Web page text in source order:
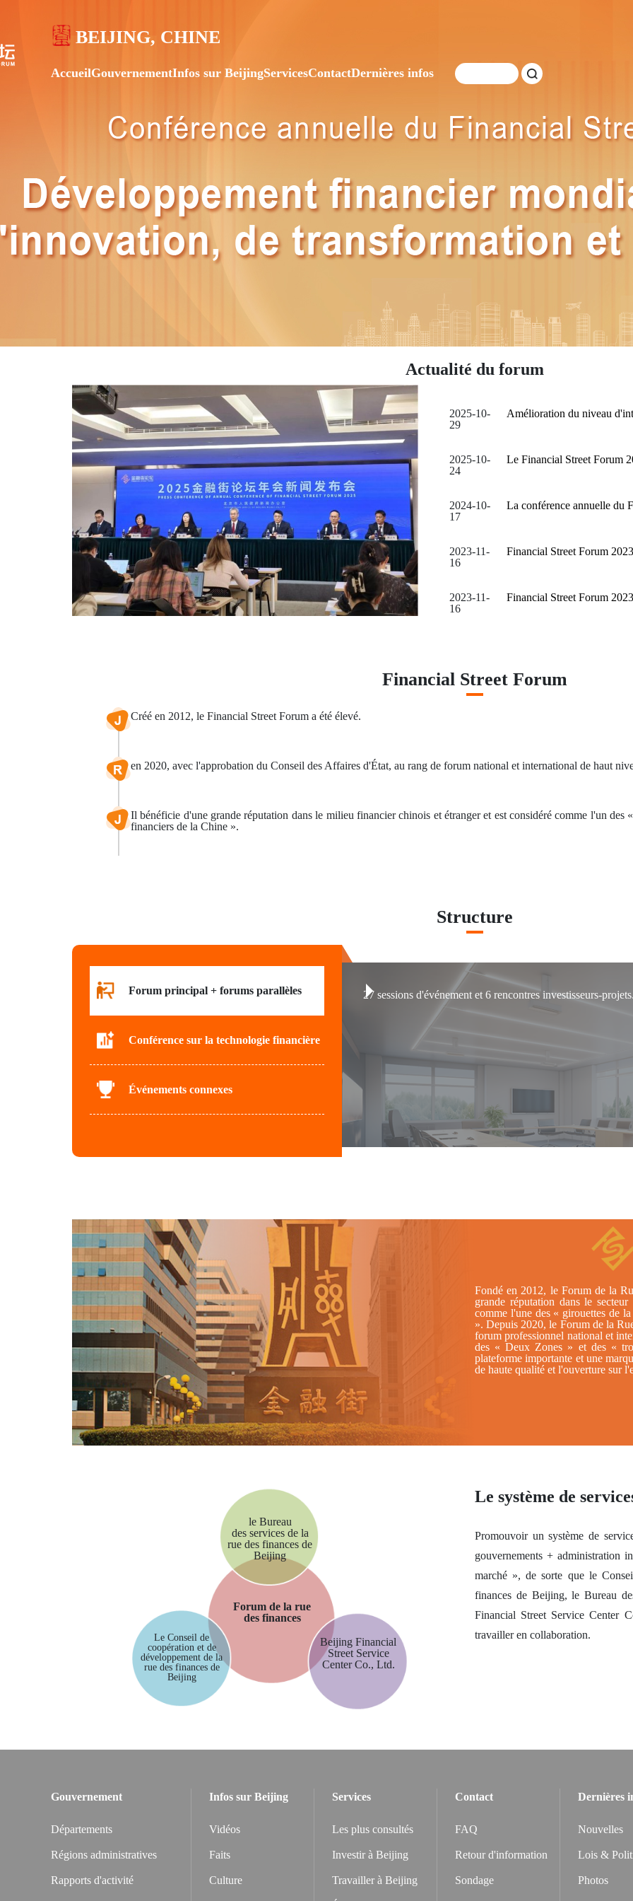
BEIJING, CHINE
AccueilGouvernementInfos sur BeijingServicesContactDernières infos
Actualité du forum
2025-10-
29
2025-10-
24
Le Financial Street Forum
2024-10-
17
La conférence annuelle du
2023-11-
16
2023-11-
16
Financial Street Forum
Créé en 2012, le Financial Street Forum a été élevé.
en 2020, avec l'approbation du Conseil des Affaires d'État, au rang de forum national et international de haut
Il bénéficie d'une grande réputation dans le milieu financier chinois et étranger et est considéré comme l'un des
financiers de la Chine ».
Structure
Forum principal + forums parallèles
Conférence sur la technologie financière
Événements connexes
27 sessions d'événement et 6 rencontres investisseurs-
Fondé en 2012, le Forum de la
grande réputation dans le
comme l'une des « girouettes de
». Depuis 2020, le Forum de la
forum professionnel national et
des « Deux Zones » et des «
plateforme importante et une
de haute qualité et l'ouverture sur
le Bureau
des services de la
rue des finances de
Beijing
Beijing Financial
Street Service
Center Co., Ltd.
Forum de la rue
des finances
Le Conseil de
coopération et de
développement de la
rue des finances de
Beijing
Le système de
Promouvoir un système de
gouvernements + administration
marché », de sorte que le
finances de Beijing, le Bureau
Financial Street Service Center
travailler en collaboration.
Gouvernement
Départements
Régions administratives
Rapports d'activité
Infos sur Beijing
Vidéos
Faits
Culture
Services
Les plus consultés
Investir à Beijing
Travailler à Beijing
Contact
FAQ
Retour d'information
Sondage
Dernières
Nouvelles
Lois &
Photos